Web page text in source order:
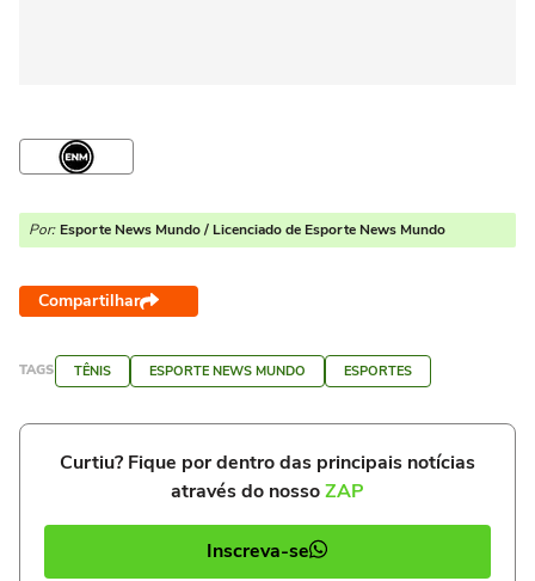
Por: Esporte News Mundo / Licenciado de Esporte News Mundo
Compartilhar
TAGS TÊNIS ESPORTE NEWS MUNDO ESPORTES
Curtiu? Fique por dentro das principais notícias
através do nossoZAP
Inscreva-se